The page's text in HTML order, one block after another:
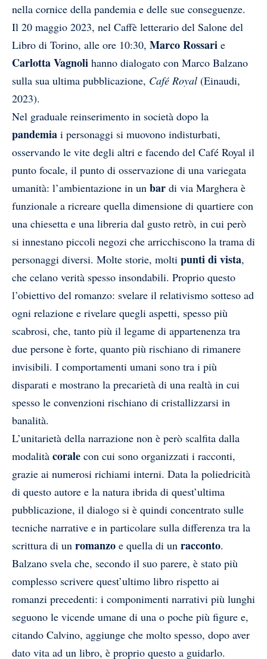
nella cornice della pandemia e delle sue conseguenze.
Il 20 maggio 2023, nel Caffè letterario del Salone del
Libro di Torino, alle ore 10:30, Marco Rossari e
Carlotta Vagnoli hanno dialogato con Marco Balzano
sulla sua ultima pubblicazione, Café Royal (Einaudi,
2023).
Nel graduale reinserimento in società dopo la
pandemia i personaggi si muovono indisturbati,
osservando le vite degli altri e facendo del Café Royal il
punto focale, il punto di osservazione di una variegata
umanità: l’ambientazione in un bar di via Marghera è
funzionale a ricreare quella dimensione di quartiere con
una chiesetta e una libreria dal gusto retrò, in cui però
si innestano piccoli negozi che arricchiscono la trama di
personaggi diversi. Molte storie, molti punti di vista,
che celano verità spesso insondabili. Proprio questo
l’obiettivo del romanzo: svelare il relativismo sotteso ad
ogni relazione e rivelare quegli aspetti, spesso più
scabrosi, che, tanto più il legame di appartenenza tra
due persone è forte, quanto più rischiano di rimanere
invisibili. I comportamenti umani sono tra i più
disparati e mostrano la precarietà di una realtà in cui
spesso le convenzioni rischiano di cristallizzarsi in
banalità.
L’unitarietà della narrazione non è però scalfita dalla
modalità corale con cui sono organizzati i racconti,
grazie ai numerosi richiami interni. Data la poliedricità
di questo autore e la natura ibrida di quest’ultima
pubblicazione, il dialogo si è quindi concentrato sulle
tecniche narrative e in particolare sulla differenza tra la
scrittura di un romanzo e quella di un racconto.
Balzano svela che, secondo il suo parere, è stato più
complesso scrivere quest’ultimo libro rispetto ai
romanzi precedenti: i componimenti narrativi più lunghi
seguono le vicende umane di una o poche più figure e,
citando Calvino, aggiunge che molto spesso, dopo aver
dato vita ad un libro, è proprio questo a guidarlo.